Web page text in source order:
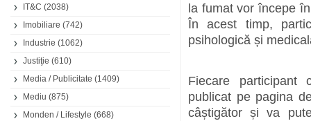
IT&C (2038)
Imobiliare (742)
Industrie (1062)
Justiţie (610)
Media / Publicitate (1409)
Mediu (875)
Monden / Lifestyle (668)
la fumat vor începe
În acest timp,
psihologică și
Fiecare participant
publicat pe pagina
câștigător și va